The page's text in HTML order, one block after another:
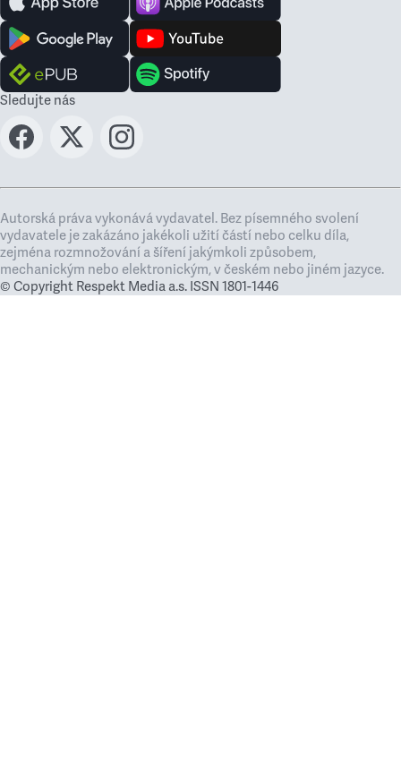
Sledujte nás
Autorská práva vykonává vydavatel. Bez písemného svolení
vydavatele je zakázáno jakékoli užití částí nebo celku díla,
zejména rozmnožování a šíření jakýmkoli způsobem,
mechanickým nebo elektronickým, v českém nebo jiném jazyce.
© Copyright Respekt Media a.s. ISSN 1801-1446